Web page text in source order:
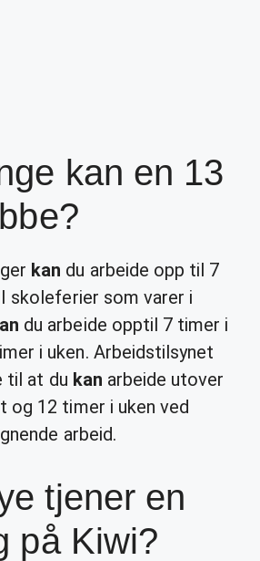
kan en 13
kan du arbeide opp til 7
skoleferier som varer i
du arbeide opptil 7 timer i
i uken. Arbeidstilsynet
til at du kan arbeide utover
og 12 timer i uken ved
arbeid.
tjener en
på Kiwi?